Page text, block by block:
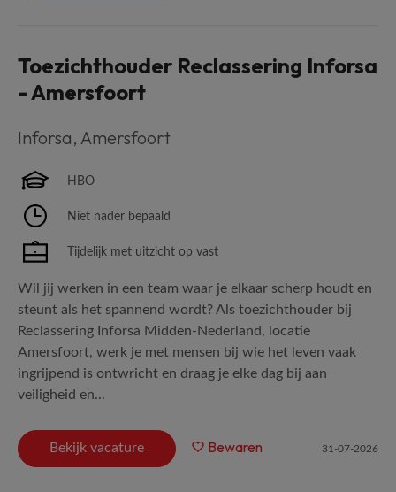
Toezichthouder Reclassering Inforsa
- Amersfoort
Inforsa, Amersfoort
HBO
Niet nader bepaald
Tijdelijk met uitzicht op vast
Wil jij werken in een team waar je elkaar scherp houdt en
steunt als het spannend wordt? Als toezichthouder bij
Reclassering Inforsa Midden-Nederland, locatie
Amersfoort, werk je met mensen bij wie het leven vaak
ingrijpend is ontwricht en draag je elke dag bij aan
veiligheid en...
Bekijk vacature Bewaren 31-07-2026